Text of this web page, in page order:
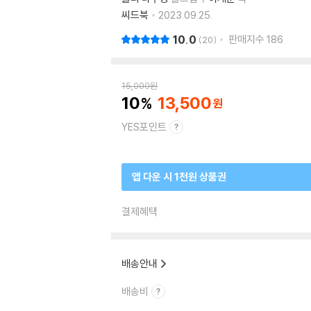
씨드북
2023.09.25.
10.0 20 판매지수 186
15,000원
10 13,500
YES포인트
앱 다운 시 1천원 상품권
결제혜택
배송안내
배송비